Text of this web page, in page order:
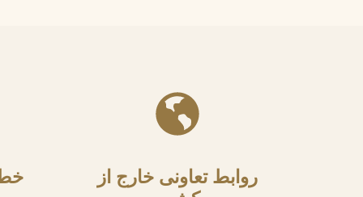
روابط تعاونی خارج از